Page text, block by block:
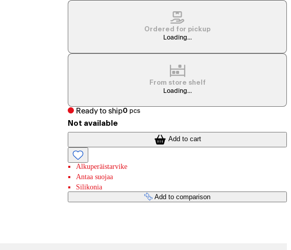
Ordered for pickup
Loading...
From store shelf
Loading...
Ready to ship0 pcs
Not available
Add to cart
Alkuperäistarvike
Antaa suojaa
Silikonia
Add to comparison